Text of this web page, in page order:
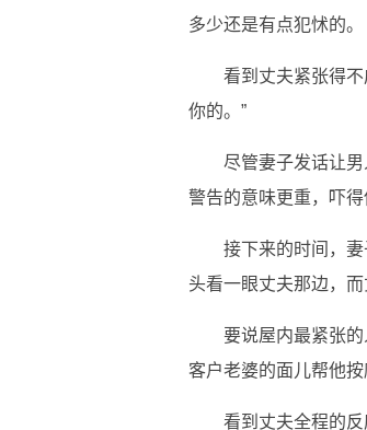
多少还是有点犯怵的。
看到丈夫紧张得
你的。”
尽管妻子发话让
警告的意味更重，吓得
接下来的时间，
头看一眼丈夫那边，
要说屋内最紧张
客户老婆的面儿帮他
看到丈夫全程的